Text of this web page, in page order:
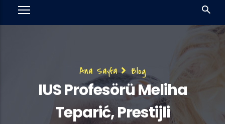
Sayfa
yolu
Ana Sayfa Blog
IUS Profesörü Meliha
Teparić, Prestijli